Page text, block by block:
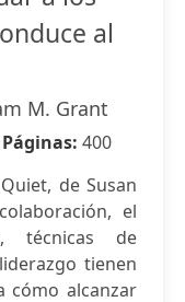
al
M. Grant
400
de Susan
el
técnicas de
tienen
cómo alcanzar